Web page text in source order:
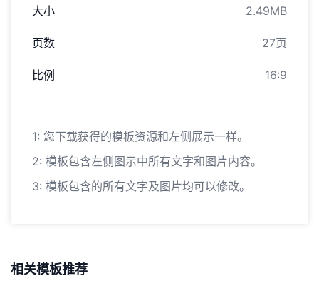
大小 2.49MB
页数 27页
比例 16:9
1: 您下载获得的模板资源和左侧展示一样。
2: 模板包含左侧图示中所有文字和图片内容。
3: 模板包含的所有文字及图片均可以修改。
相关模板推荐